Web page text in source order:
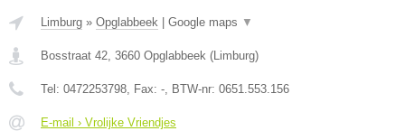
Limburg » Opglabbeek Google maps ▼
Bosstraat 42, 3660 Opglabbeek (Limburg)
Tel: 0472253798, Fax: -, BTW-nr: 0651.553.156
E-mail › Vrolijke Vriendjes